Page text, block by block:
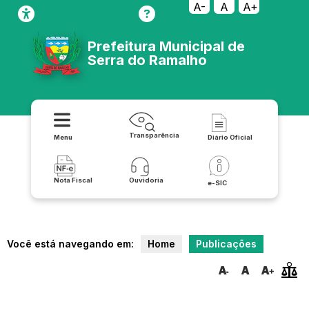
A- A A+
Prefeitura Municipal de
Serra do Ramalho
Menu Transparência Diário Oficial
Nota Fiscal Ouvidoria e-SIC
Você está navegando em: Home Publicações